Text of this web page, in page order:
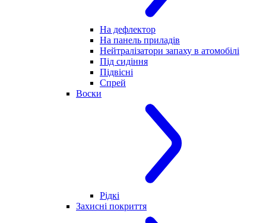
На дефлектор
На панель приладів
Нейтралізатори запаху в атомобілі
Під сидіння
Підвісні
Спрей
Воски
Рідкі
Захисні покриття